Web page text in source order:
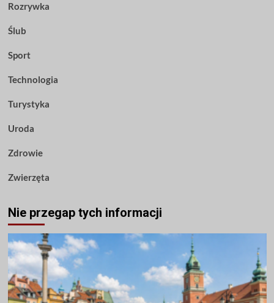
Rozrywka
Ślub
Sport
Technologia
Turystyka
Uroda
Zdrowie
Zwierzęta
Nie przegap tych informacji